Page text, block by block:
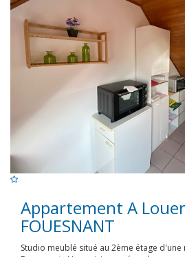
Appartement A
FOUESNANT
Studio meublé situé au 2ème étage d'une